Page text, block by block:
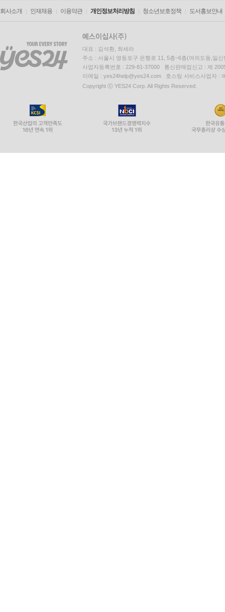
회사소개 인재채용 이용약관 개인정보처리방침 청소년보호정책 도서홍보안내
대표 : 김석환, 최세라
주소 : 서울시 영등포구 은행로 11, 5층~6층(여의도동,일신
사업자등록번호 : 229-81-37000 통신판매업신고 : 제
이메일 : yes24help@yes24.com 호스팅 서비스사업자 :
Copyright ⓒ YES24 Corp. All Rights Reserved.